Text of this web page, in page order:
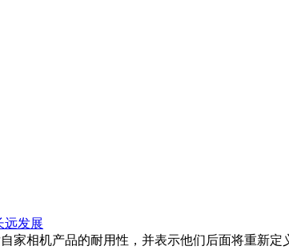
远发展
家相机产品的耐用性，并表示他们后面将重新